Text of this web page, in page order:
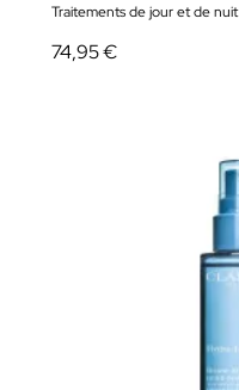
Traitements de jour et de nuit
74,95 €